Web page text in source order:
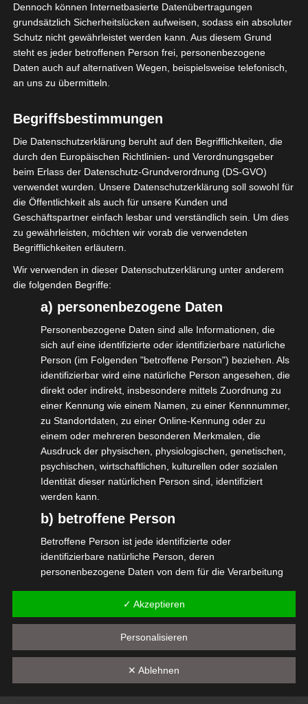
Wie wäre es dann mit einer Mitgliedschaft
im Berufsverband isdv e.V.?
Schenke Teilnahme, Wissenspool, Rabatte
auf Gear für Selbständige, Unterstützung in
der Selbständigkeit und politische
Vertretung.
Alles wichtige Sachen, die es nicht per
Kreditkarte gibt, sondern nur mit einer
Mitgliedschaft im isdv e.V., der
Interessengemeinschaft der selbständigen
Dienstleister*innen in der
Veranstaltungswirtschaft.
Es geht ganz einfach:
die zu beschenkende Person unter
http://www.isdv.net/mitglied-werden
anmelden, die Gutschein-Grafik
herunterladen, drucken, ausfüllen, eintüten
und verschenken.
Für 60 EUR im ersten und 120 EUR ab dem
zweiten Mitgliedsjahr Gutes tun.
#isdv #wirGemeinsamJetzt #lastminute
#selbständig
Diesen Beitrag teilen
Dennoch können Internetbasierte Datenübertragungen
grundsätzlich Sicherheitslücken aufweisen, sodass ein absoluter
Schutz nicht gewährleistet werden kann. Aus diesem Grund
steht es jeder betroffenen Person frei, personenbezogene
Daten auch auf alternativen Wegen, beispielsweise telefonisch,
an uns zu übermitteln.
Begriffsbestimmungen
Die Datenschutzerklärung beruht auf den Begrifflichkeiten, die
durch den Europäischen Richtlinien- und Verordnungsgeber
beim Erlass der Datenschutz-Grundverordnung (DS-GVO)
verwendet wurden. Unsere Datenschutzerklärung soll sowohl für
die Öffentlichkeit als auch für unsere Kunden und
Geschäftspartner einfach lesbar und verständlich sein. Um dies
zu gewährleisten, möchten wir vorab die verwendeten
Begrifflichkeiten erläutern.
Wir verwenden in dieser Datenschutzerklärung unter anderem
die folgenden Begriffe:
a) personenbezogene Daten
Personenbezogene Daten sind alle Informationen, die
sich auf eine identifizierte oder identifizierbare natürliche
Person (im Folgenden "betroffene Person") beziehen. Als
identifizierbar wird eine natürliche Person angesehen, die
direkt oder indirekt, insbesondere mittels Zuordnung zu
einer Kennung wie einem Namen, zu einer Kennnummer,
zu Standortdaten, zu einer Online-Kennung oder zu
einem oder mehreren besonderen Merkmalen, die
Ausdruck der physischen, physiologischen, genetischen,
psychischen, wirtschaftlichen, kulturellen oder sozialen
Identität dieser natürlichen Person sind, identifiziert
werden kann.
b) betroffene Person
Betroffene Person ist jede identifizierte oder
identifizierbare natürliche Person, deren
personenbezogene Daten von dem für die Verarbeitung
c) Verarbeitung
Verarbeitung ist jeder mit oder ohne Hilfe automatisierter
personenbezogenen Daten wie das Erheben, das
✓ Akzeptieren
Personalisieren
✕ Ablehnen